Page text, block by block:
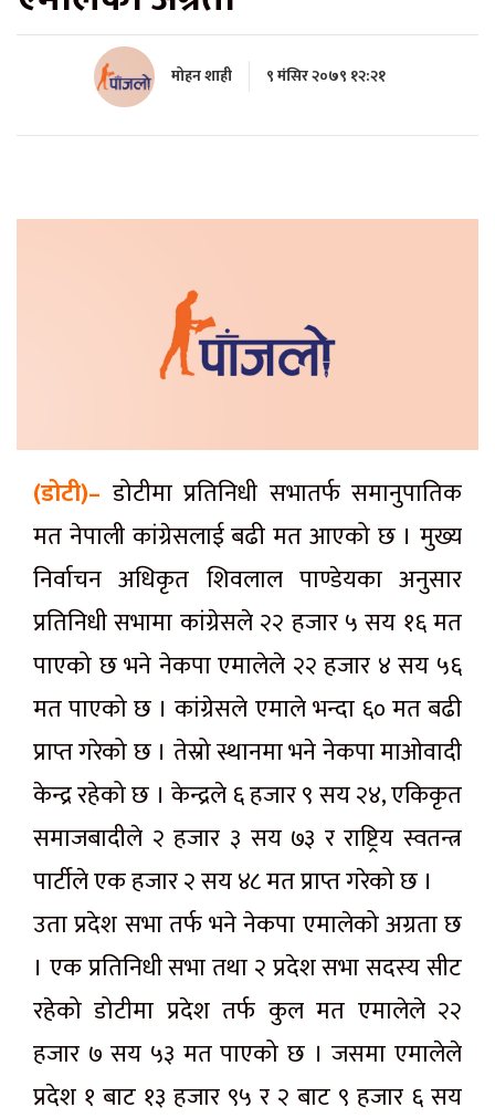
मोहन शाही ९ मंसिर २०७९ १२:२१
(डोटी)– डोटीमा प्रतिनिधी सभातर्फ समानुपातिक
मत नेपाली कांग्रेसलाई बढी मत आएको छ । मुख्य
निर्वाचन अधिकृत शिवलाल पाण्डेयका अनुसार
प्रतिनिधी सभामा कांग्रेसले २२ हजार ५ सय १६ मत
पाएको छ भने नेकपा एमालेले २२ हजार ४ सय ५६
मत पाएको छ । कांग्रेसले एमाले भन्दा ६० मत बढी
प्राप्त गरेको छ । तेस्रो स्थानमा भने नेकपा माओवादी
केन्द्र रहेको छ । केन्द्रले ६ हजार ९ सय २४, एकिकृत
समाजबादीले २ हजार ३ सय ७३ र राष्ट्रिय स्वतन्त्र
पार्टीले एक हजार २ सय ४८ मत प्राप्त गरेको छ ।
उता प्रदेश सभा तर्फ भने नेकपा एमालेको अग्रता छ
। एक प्रतिनिधी सभा तथा २ प्रदेश सभा सदस्य सीट
रहेको डोटीमा प्रदेश तर्फ कुल मत एमालेले २२
हजार ७ सय ५३ मत पाएको छ । जसमा एमालेले
प्रदेश १ बाट १३ हजार ९५ र २ बाट ९ हजार ६ सय